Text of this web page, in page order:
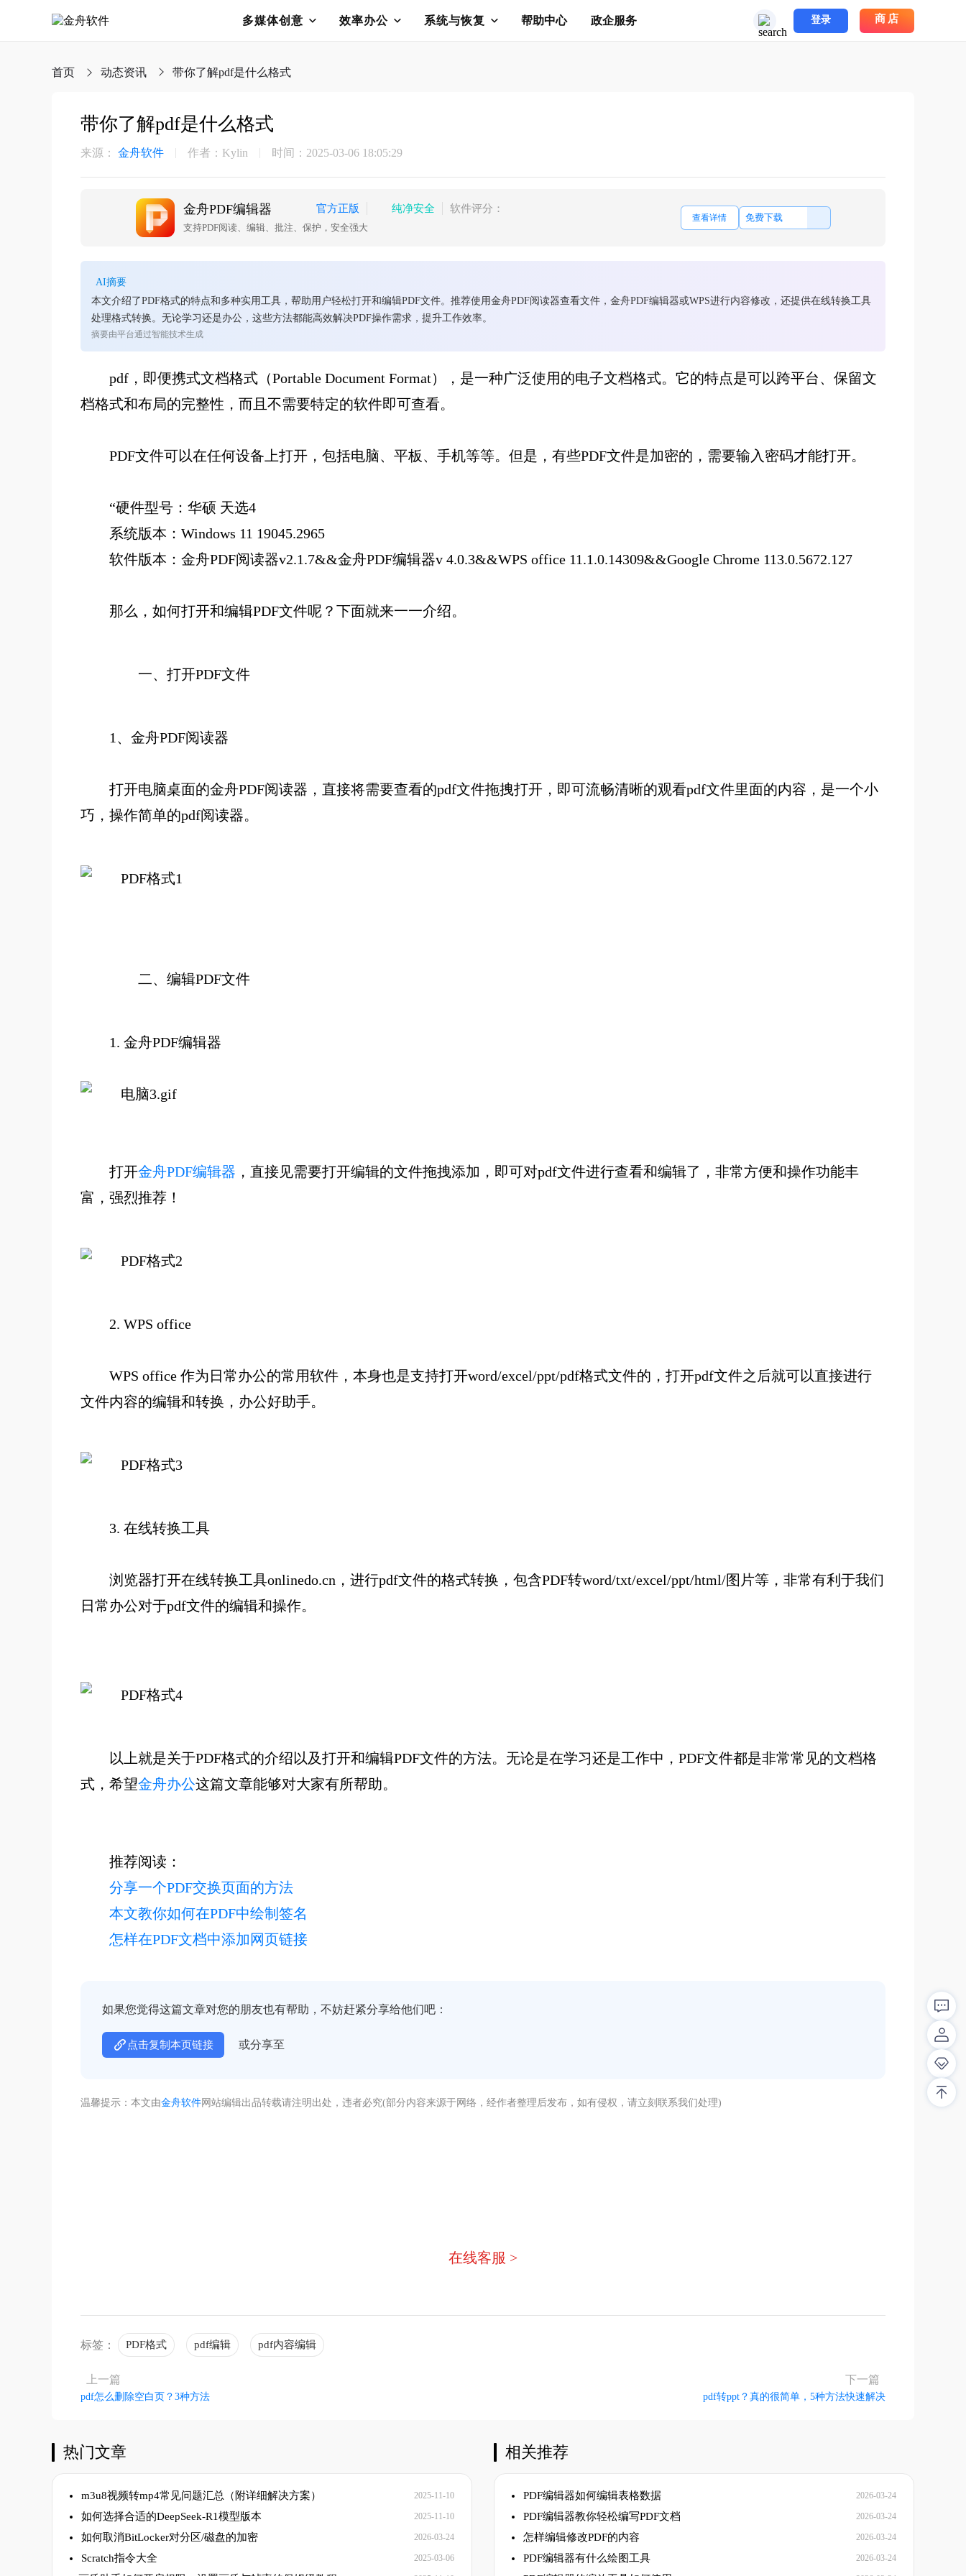
多媒体创意 效率办公 系统与恢复 帮助中心 政企服务 登录 商店
首页 动态资讯 带你了解pdf是什么格式
带你了解pdf是什么格式
来源： 金舟软件 作者：Kylin 时间：2025-03-06 18:05:29
金舟PDF编辑器 官方正版 纯净安全 软件评分：
支持PDF阅读、编辑、批注、保护，安全强大
查看详情 免费下载
AI摘要
本文介绍了PDF格式的特点和多种实用工具，帮助用户轻松打开和编辑PDF文件。推荐使用金舟PDF阅读器查看文件，金舟PDF编辑器或WPS进行内容修改，还提供在线转换工具
处理格式转换。无论学习还是办公，这些方法都能高效解决PDF操作需求，提升工作效率。
摘要由平台通过智能技术生成
pdf ，即便携式文档格式（Portable Document Format），是一种广泛使用的电子文档格式。它的特点是可以跨平台、保留文
档格式和布局的完整性，而且不需要特定的软件即可查看。
PDF文件可以在任何设备上打开，包括电脑、平板、手机等等。但是，有些PDF文件是加密的，需要输入密码才能打开。
“硬件型号：华硕 天选4
系统版本：Windows 11 19045.2965
软件版本：金舟PDF阅读器v2.1.7&&金舟PDF编辑器v 4.0.3&&WPS office 11.1.0.14309&&Google Chrome 113.0.5672.127
那么，如何打开和编辑PDF文件呢？下面就来一一介绍。
一、 打开PDF文件
1、 金舟PDF阅读器
打开电脑桌面的金舟PDF阅读器，直接将需要查看的pdf文件拖拽打开，即可流畅清晰的观看pdf文件里面的内容，是一个小
巧，操作简单的pdf阅读器。
二、 编辑PDF文件
1. 金舟PDF编辑器
打开金舟PDF编辑器 ，直接见需要打开编辑的文件拖拽添加，即可对pdf文件进行查看和编辑了，非常方便和操作功能丰
富，强烈推荐！
2. WPS office
WPS office 作为日常办公的常用软件，本身也是支持打开word/excel/ppt/pdf格式文件的，打开pdf文件之后就可以直接进行
文件内容的编辑和转换，办公好助手。
3. 在线转换工具
浏览器打开在线转换工具onlinedo.cn ，进行pdf文件的格式转换，包含PDF转word/txt/excel/ppt/html/图片等，非常有利于我们
日常办公对于pdf文件的编辑和操作。
以上就是关于PDF格式的介绍以及打开和编辑PDF文件的方法。无论是在学习还是工作中，PDF文件都是非常常见的文档格
式，希望金舟办公这篇文章能够对大家有所帮助。
推荐阅读：
分享一个PDF交换页面的方法
本文教你如何在PDF中绘制签名
怎样在PDF文档中添加网页链接
如果您觉得这篇文章对您的朋友也有帮助，不妨赶紧分享给他们吧：
点击复制本页链接 或分享至
温馨提示：本文由金舟软件网站编辑出品转载请注明出处，违者必究(部分内容来源于网络，经作者整理后发布，如有侵权，请立刻联系我们处理)
在线客服 >
标签： PDF格式 pdf编辑 pdf内容编辑
上一篇
pdf怎么删除空白页？3种方法
下一篇
pdf转ppt？真的很简单，5种方法快速解决
热门文章
m3u8视频转mp4常见问题汇总（附详细解决方案） 2025-11-10
如何选择合适的DeepSeek-R1模型版本 2025-11-10
如何取消BitLocker对分区/磁盘的加密 2026-03-24
Scratch指令大全 2025-03-06
相关推荐
PDF编辑器如何编辑表格数据 2026-03-24
PDF编辑器教你轻松编写PDF文档 2026-03-24
怎样编辑修改PDF的内容 2026-03-24
PDF编辑器有什么绘图工具 2026-03-24